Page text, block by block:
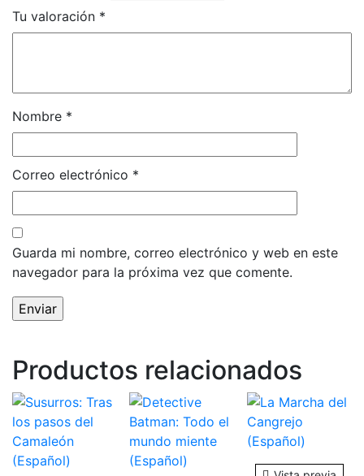
Tu valoración *
Nombre *
Correo electrónico *
Guarda mi nombre, correo electrónico y web en este
navegador para la próxima vez que comente.
Productos relacionados